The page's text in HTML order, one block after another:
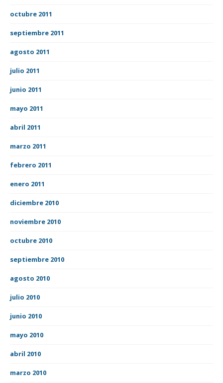
octubre 2011
septiembre 2011
agosto 2011
julio 2011
junio 2011
mayo 2011
abril 2011
marzo 2011
febrero 2011
enero 2011
diciembre 2010
noviembre 2010
octubre 2010
septiembre 2010
agosto 2010
julio 2010
junio 2010
mayo 2010
abril 2010
marzo 2010